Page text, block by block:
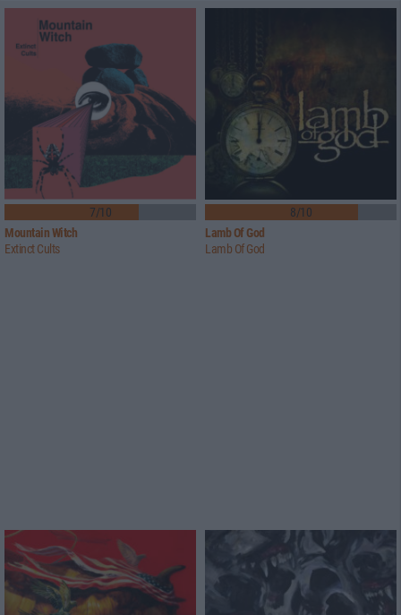
7/10
Mountain Witch
Extinct Cults
8/10
Lamb Of God
Lamb Of God